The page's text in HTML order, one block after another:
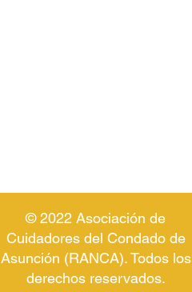
© 2022 Asociación de
Cuidadores del Condado de
Asunción (RANCA). Todos los
derechos reservados.